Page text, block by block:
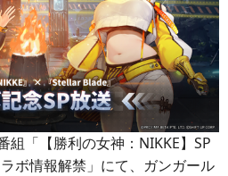
組「【勝利の女神：NIKKE】SP
ボ情報解禁」にて、ガンガール